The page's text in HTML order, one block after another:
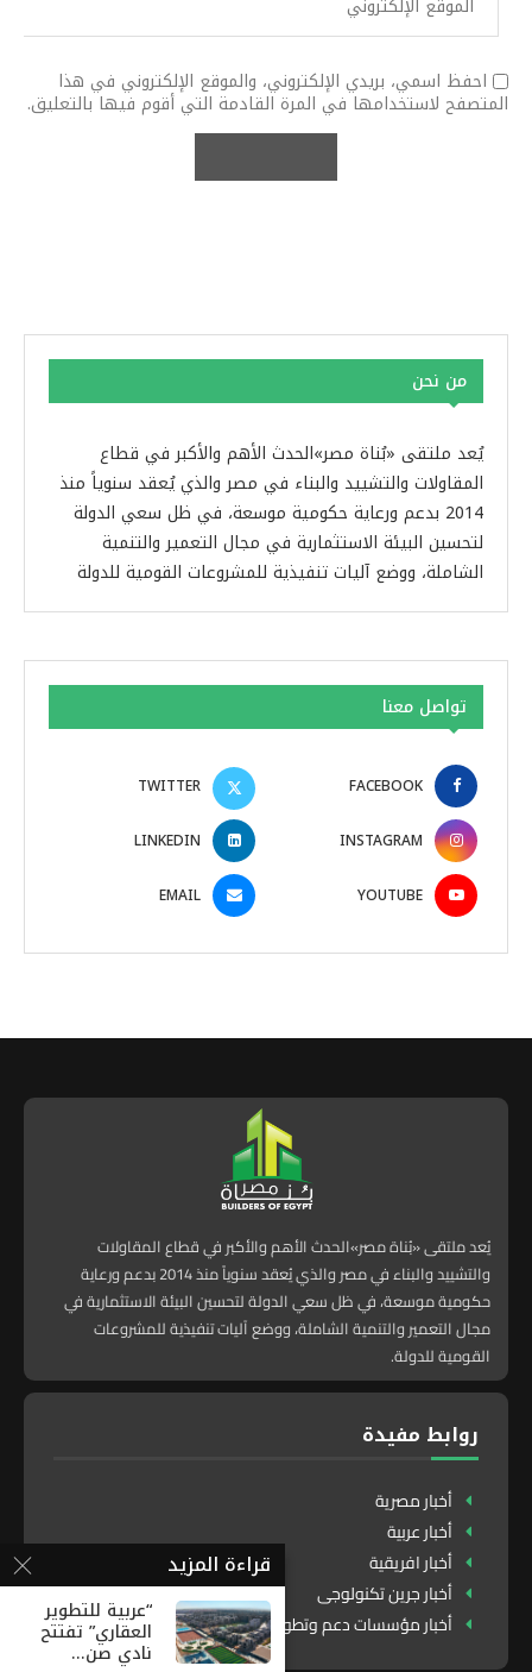
احفظ اسمي، بريدي الإلكتروني، والموقع الإلكتروني في هذا
المتصفح لاستخدامها في المرة القادمة التي أقوم فيها بالتعليق.
من نحن
يُعد ملتقى «بُناة مصر»الحدث الأهم والأكبر في قطاع
المقاولات والتشييد والبناء في مصر والذي يُعقد سنوياً منذ
2014 بدعم ورعاية حكومية موسعة، في ظل سعي الدولة
لتحسين البيئة الاستثمارية في مجال التعمير والتنمية
الشاملة، ووضع آليات تنفيذية للمشروعات القومية للدولة
تواصل معنا
FACEBOOK
TWITTER
INSTAGRAM
LINKEDIN
YOUTUBE
EMAIL
يُعد ملتقى «بُناة مصر»الحدث الأهم والأكبر في قطاع المقاولات
والتشييد والبناء في مصر والذي يُعقد سنوياً منذ 2014 بدعم ورعاية
حكومية موسعة، في ظل سعي الدولة لتحسين البيئة الاستثمارية في
مجال التعمير والتنمية الشاملة، ووضع آليات تنفيذية للمشروعات
القومية للدولة.
روابط مفيدة
أخبار مصرية
أخبار عربية
أخبار افريقية
أخبار جرين تكنولوجى
أخبار مؤسسات دعم وتطوير
قراءة المزيد
“عربية للتطوير
العقاري” تفتتح
نادي صن...